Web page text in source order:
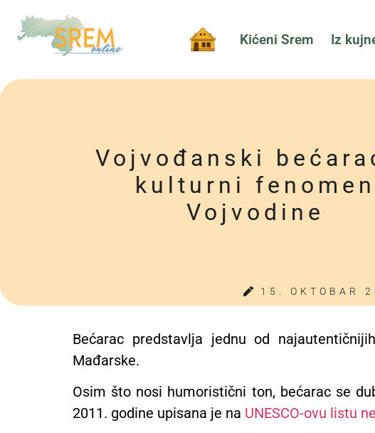
Kićeni Srem Iz
Vojvođanski
kulturni fenomen
Vojvodine
15. OKTOBAR
Bećarac predstavlja jednu od
Mađarske.
Osim što nosi humoristični ton, bećarac se
2011. godine upisana je na UNESCO-ovu listu